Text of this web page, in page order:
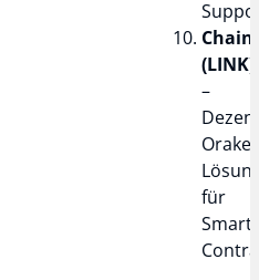
(LINK)
–
für
Smart